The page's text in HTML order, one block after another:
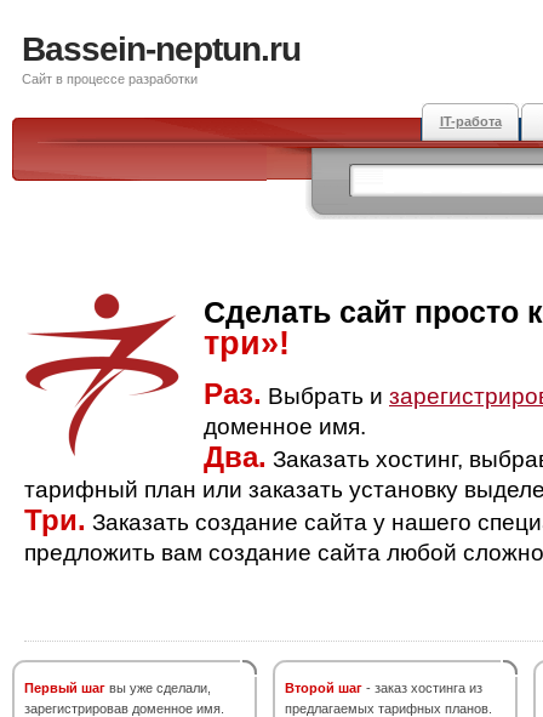
Bassein-neptun.ru
Сайт в процессе разработки
IT-работа
Сделать сайт просто
три»!
Раз. Выбрать и
доменное имя.
Два. Заказать хостинг,
тарифный план или заказать установку
Три. Заказать создание сайта у нашего
предложить вам создание сайта любой
Первый шаг вы уже сделали,
зарегистрировав доменное имя.
Второй шаг - заказ хостинга из
предлагаемых тарифных планов.